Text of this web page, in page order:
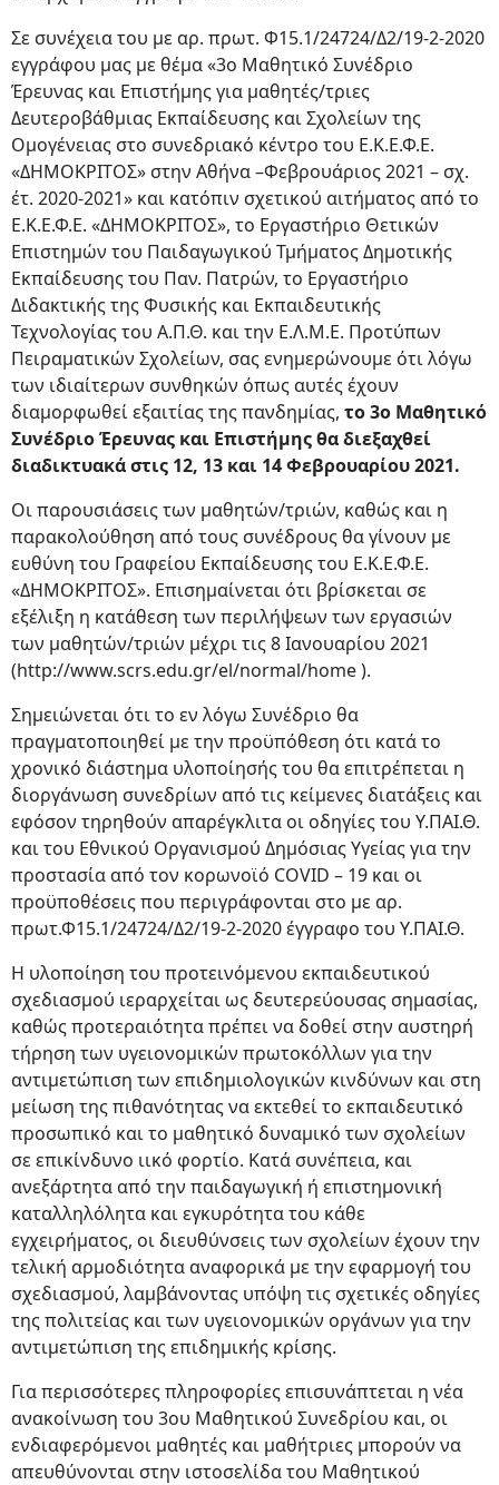
Σε συνέχεια του με αρ. πρωτ. Φ15.1/24724/Δ2/19-2-2020
εγγράφου μας με θέμα «3ο Μαθητικό Συνέδριο
Έρευνας και Επιστήμης για μαθητές/τριες
Δευτεροβάθμιας Εκπαίδευσης και Σχολείων της
Ομογένειας στο συνεδριακό κέντρο του Ε.Κ.Ε.Φ.Ε.
«ΔΗΜΟΚΡΙΤΟΣ» στην Αθήνα –Φεβρουάριος 2021 – σχ.
έτ. 2020-2021» και κατόπιν σχετικού αιτήματος από το
Ε.Κ.Ε.Φ.Ε. «ΔΗΜΟΚΡΙΤΟΣ», το Εργαστήριο Θετικών
Επιστημών του Παιδαγωγικού Τμήματος Δημοτικής
Εκπαίδευσης του Παν. Πατρών, το Εργαστήριο
Διδακτικής της Φυσικής και Εκπαιδευτικής
Τεχνολογίας του Α.Π.Θ. και την Ε.Λ.Μ.Ε. Προτύπων
Πειραματικών Σχολείων, σας ενημερώνουμε ότι λόγω
των ιδιαίτερων συνθηκών όπως αυτές έχουν
διαμορφωθεί εξαιτίας της πανδημίας, το 3ο Μαθητικό
Συνέδριο Έρευνας και Επιστήμης θα διεξαχθεί
διαδικτυακά στις 12, 13 και 14 Φεβρουαρίου 2021.
Οι παρουσιάσεις των μαθητών/τριών, καθώς και η
παρακολούθηση από τους συνέδρους θα γίνουν με
ευθύνη του Γραφείου Εκπαίδευσης του Ε.Κ.Ε.Φ.Ε.
«ΔΗΜΟΚΡΙΤΟΣ». Επισημαίνεται ότι βρίσκεται σε
εξέλιξη η κατάθεση των περιλήψεων των εργασιών
των μαθητών/τριών μέχρι τις 8 Ιανουαρίου 2021
(http://www.scrs.edu.gr/el/normal/home ).
Σημειώνεται ότι το εν λόγω Συνέδριο θα
πραγματοποιηθεί με την προϋπόθεση ότι κατά το
χρονικό διάστημα υλοποίησής του θα επιτρέπεται η
διοργάνωση συνεδρίων από τις κείμενες διατάξεις και
εφόσον τηρηθούν απαρέγκλιτα οι οδηγίες του Υ.ΠΑΙ.Θ.
και του Εθνικού Οργανισμού Δημόσιας Υγείας για την
προστασία από τον κορωνοϊό COVID – 19 και οι
προϋποθέσεις που περιγράφονται στο με αρ.
πρωτ.Φ15.1/24724/Δ2/19-2-2020 έγγραφο του Υ.ΠΑΙ.Θ.
Η υλοποίηση του προτεινόμενου εκπαιδευτικού
σχεδιασμού ιεραρχείται ως δευτερεύουσας σημασίας,
καθώς προτεραιότητα πρέπει να δοθεί στην αυστηρή
τήρηση των υγειονομικών πρωτοκόλλων για την
αντιμετώπιση των επιδημιολογικών κινδύνων και στη
μείωση της πιθανότητας να εκτεθεί το εκπαιδευτικό
προσωπικό και το μαθητικό δυναμικό των σχολείων
σε επικίνδυνο ιικό φορτίο. Κατά συνέπεια, και
ανεξάρτητα από την παιδαγωγική ή επιστημονική
καταλληλόλητα και εγκυρότητα του κάθε
εγχειρήματος, οι διευθύνσεις των σχολείων έχουν την
τελική αρμοδιότητα αναφορικά με την εφαρμογή του
σχεδιασμού, λαμβάνοντας υπόψη τις σχετικές οδηγίες
της πολιτείας και των υγειονομικών οργάνων για την
αντιμετώπιση της επιδημικής κρίσης.
Για περισσότερες πληροφορίες επισυνάπτεται η νέα
ανακοίνωση του 3ου Μαθητικού Συνεδρίου και, οι
ενδιαφερόμενοι μαθητές και μαθήτριες μπορούν να
απευθύνονται στην ιστοσελίδα του Μαθητικού